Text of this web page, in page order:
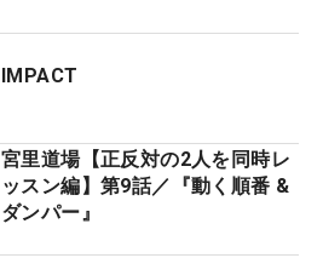
IMPACT
宮里道場【正反対の2人を同時レ
ッスン編】第9話／『動く順番 &
ダンパー』